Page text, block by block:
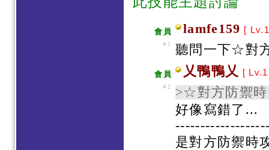
會員 lamfe159 [
#1 聽問一下☆對
會員 乂鴨鴨乂 [
#2
>☆對方防禦
好像寫錯了...
是對方防禦時